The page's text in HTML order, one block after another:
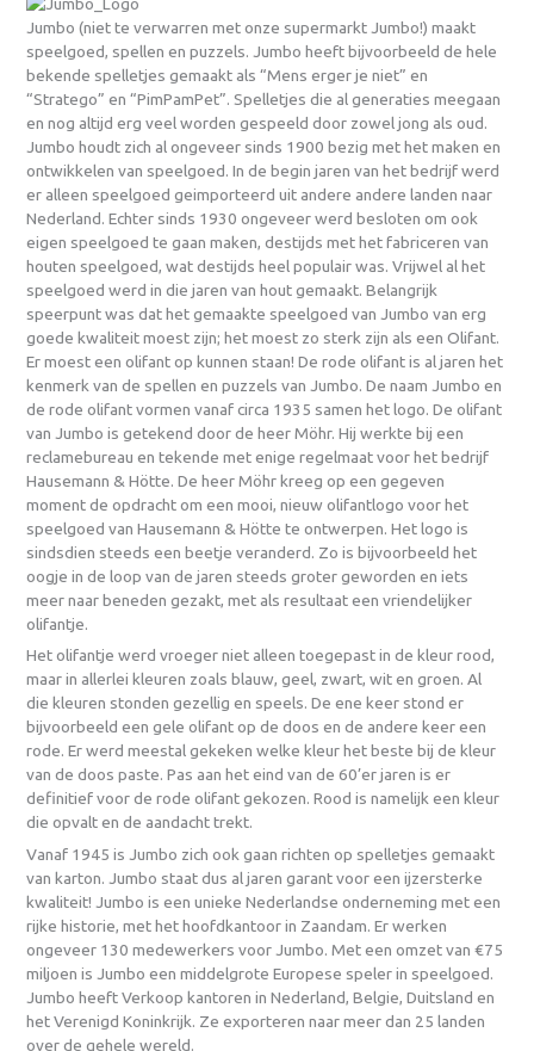
Jumbo (niet te verwarren met onze supermarkt Jumbo!) maakt
speelgoed, spellen en puzzels. Jumbo heeft bijvoorbeeld de hele
bekende spelletjes gemaakt als “Mens erger je niet” en
“Stratego” en “PimPamPet”. Spelletjes die al generaties meegaan
en nog altijd erg veel worden gespeeld door zowel jong als oud.
Jumbo houdt zich al ongeveer sinds 1900 bezig met het maken en
ontwikkelen van speelgoed. In de begin jaren van het bedrijf werd
er alleen speelgoed geimporteerd uit andere andere landen naar
Nederland. Echter sinds 1930 ongeveer werd besloten om ook
eigen speelgoed te gaan maken, destijds met het fabriceren van
houten speelgoed, wat destijds heel populair was. Vrijwel al het
speelgoed werd in die jaren van hout gemaakt. Belangrijk
speerpunt was dat het gemaakte speelgoed van Jumbo van erg
goede kwaliteit moest zijn; het moest zo sterk zijn als een Olifant.
Er moest een olifant op kunnen staan! De rode olifant is al jaren het
kenmerk van de spellen en puzzels van Jumbo. De naam Jumbo en
de rode olifant vormen vanaf circa 1935 samen het logo. De olifant
van Jumbo is getekend door de heer Möhr. Hij werkte bij een
reclamebureau en tekende met enige regelmaat voor het bedrijf
Hausemann & Hötte. De heer Möhr kreeg op een gegeven
moment de opdracht om een mooi, nieuw olifantlogo voor het
speelgoed van Hausemann & Hötte te ontwerpen. Het logo is
sindsdien steeds een beetje veranderd. Zo is bijvoorbeeld het
oogje in de loop van de jaren steeds groter geworden en iets
meer naar beneden gezakt, met als resultaat een vriendelijker
olifantje.
Het olifantje werd vroeger niet alleen toegepast in de kleur rood,
maar in allerlei kleuren zoals blauw, geel, zwart, wit en groen. Al
die kleuren stonden gezellig en speels. De ene keer stond er
bijvoorbeeld een gele olifant op de doos en de andere keer een
rode. Er werd meestal gekeken welke kleur het beste bij de kleur
van de doos paste. Pas aan het eind van de 60’er jaren is er
definitief voor de rode olifant gekozen. Rood is namelijk een kleur
die opvalt en de aandacht trekt.
Vanaf 1945 is Jumbo zich ook gaan richten op spelletjes gemaakt
van karton. Jumbo staat dus al jaren garant voor een ijzersterke
kwaliteit! Jumbo is een unieke Nederlandse onderneming met een
rijke historie, met het hoofdkantoor in Zaandam. Er werken
ongeveer 130 medewerkers voor Jumbo. Met een omzet van €75
miljoen is Jumbo een middelgrote Europese speler in speelgoed.
Jumbo heeft Verkoop kantoren in Nederland, Belgie, Duitsland en
het Verenigd Koninkrijk. Ze exporteren naar meer dan 25 landen
over de gehele wereld.